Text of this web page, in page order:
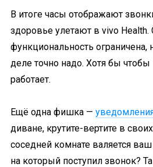
В итоге часы отображают
здоровье улетают в vivo Health.
функциональность ограничена,
деле точно надо. Хотя бы чтобы
работает.
Ещё одна фишка —
диване, крутите-вертите в
соседней комнате валяется
на который поступил звонок?